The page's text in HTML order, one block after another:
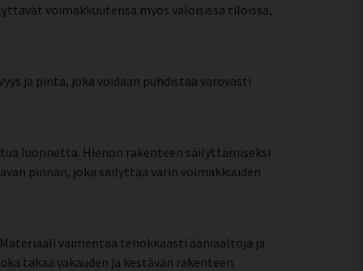
voimakkuutensa myös valoisissa tiloissa,
ja pinta, joka voidaan puhdistaa varovasti
luonnetta. Hienon rakenteen säilyttämiseksi
pinnan, joka säilyttää värin voimakkuuden
vaimentaa tehokkaasti ääniaaltoja ja
takaa vakauden ja kestävän rakenteen.